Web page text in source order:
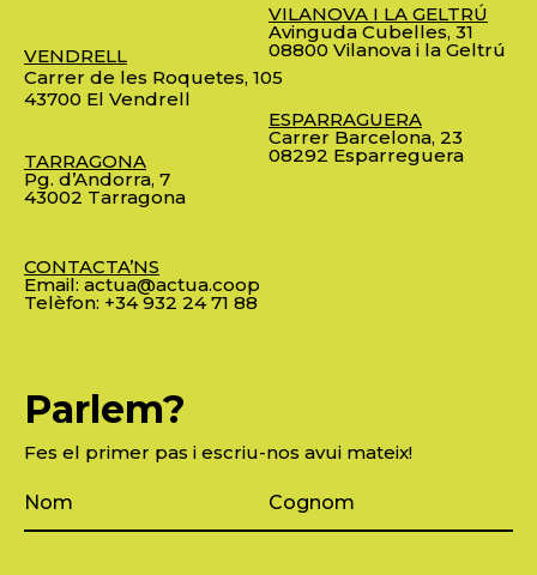
VENDRELL
Carrer de les Roquetes, 105
43700 El Vendrell
TARRAGONA
Pg. d’Andorra, 7
43002 Tarragona
CONTACTA’NS
Email: actua@actua.coop
Telèfon: +34 932 24 71 88
VILANOVA I LA GELTRÚ
Avinguda Cubelles, 31
08800 Vilanova i la Geltrú
ESPARRAGUERA
Carrer Barcelona, 23
08292 Esparreguera
Parlem?
Fes el primer pas i escriu-nos avui mateix!